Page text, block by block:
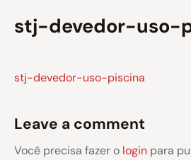
stj-devedor-uso-
stj-devedor-uso-piscina
Leave a comment
Você precisa fazer o login para